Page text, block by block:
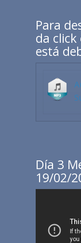
Para
da click
está
Día 3
19/02/